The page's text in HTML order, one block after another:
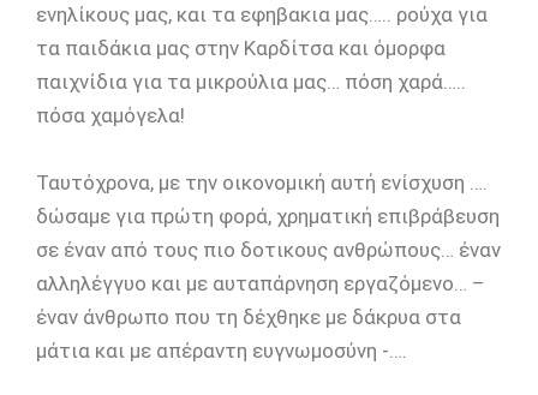
ενηλίκους μας, και τα εφηβακια μας….. ρούχα για
τα παιδάκια μας στην Καρδίτσα και όμορφα
παιχνίδια για τα μικρούλια μας… πόση χαρά…..
πόσα χαμόγελα!
Ταυτόχρονα, με την οικονομική αυτή ενίσχυση ….
δώσαμε για πρώτη φορά, χρηματική επιβράβευση
σε έναν από τους πιο δοτικους ανθρώπους… έναν
αλληλέγγυο και με αυταπάρνηση εργαζόμενο… –
έναν άνθρωπο που τη δέχθηκε με δάκρυα στα
μάτια και με απέραντη ευγνωμοσύνη -….